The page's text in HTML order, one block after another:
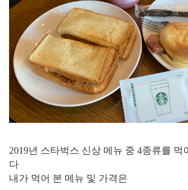
2019년 스타벅스 신상 메뉴 중 4종류를 먹
다
내가 먹어 본 메뉴 및 가격은